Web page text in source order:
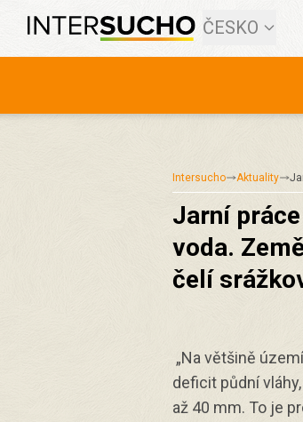
ČESKO
Intersucho Aktuality
Jarní
voda.
čelí
„Na většině
deficit půdní
až 40 mm. To je